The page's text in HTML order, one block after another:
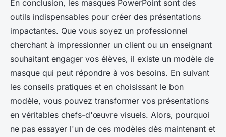
En conclusion, les masques PowerPoint sont des
outils indispensables pour créer des présentations
impactantes. Que vous soyez un professionnel
cherchant à impressionner un client ou un enseignant
souhaitant engager vos élèves, il existe un modèle de
masque qui peut répondre à vos besoins. En suivant
les conseils pratiques et en choisissant le bon
modèle, vous pouvez transformer vos présentations
en véritables chefs-d'œuvre visuels. Alors, pourquoi
ne pas essayer l'un de ces modèles dès maintenant et